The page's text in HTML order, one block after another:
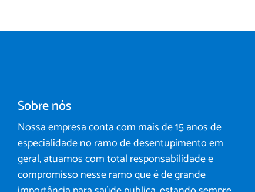
Sobre nós
Nossa empresa conta com mais de 15 anos de
especialidade no ramo de desentupimento em
geral, atuamos com total responsabilidade e
compromisso nesse ramo que é de grande